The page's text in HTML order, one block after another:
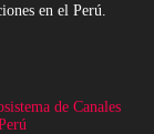
en el Perú.
de Canales